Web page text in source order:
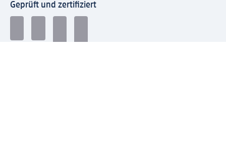
Geprüft und zertifiziert